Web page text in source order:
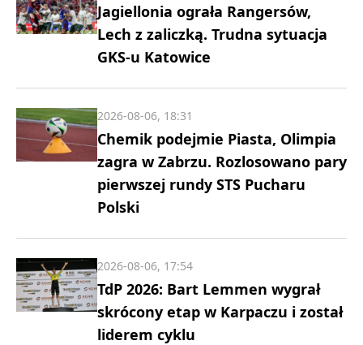
Jagiellonia ograła Rangersów,
Lech z zaliczką. Trudna sytuacja
GKS-u Katowice
Chemik podejmie Piasta, Olimpia
zagra w Zabrzu. Rozlosowano pary
pierwszej rundy STS Pucharu
Polski
2026-08-06, 18:31
TdP 2026: Bart Lemmen wygrał
skrócony etap w Karpaczu i został
liderem cyklu
2026-08-06, 17:54